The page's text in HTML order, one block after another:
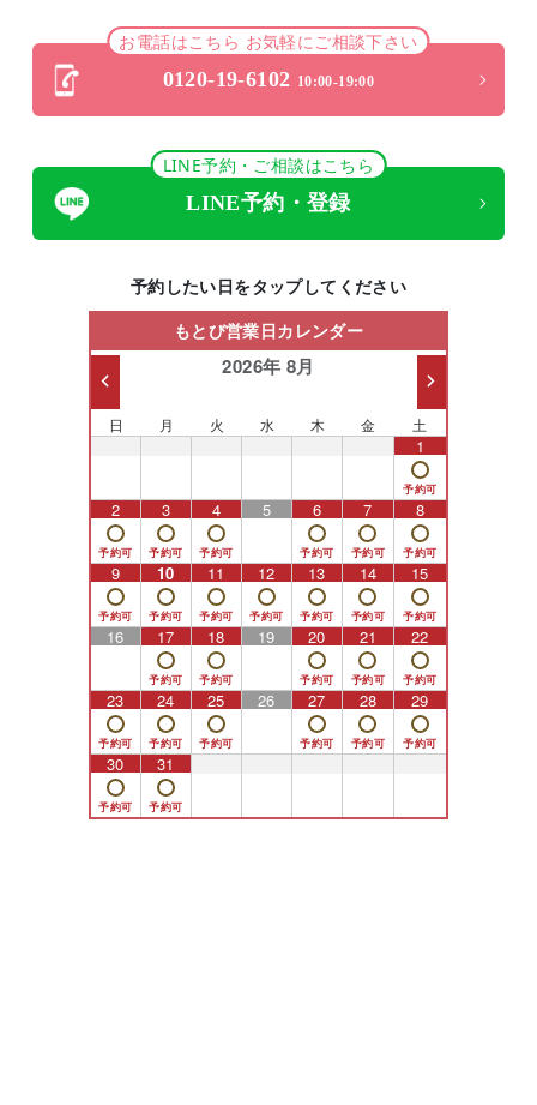
お電話はこちら お気軽にご相談下さい
0120-19-6102 10:00-19:00
LINE予約・ご相談はこちら
LINE予約・登録
予約したい日をタップしてください
もとび営業日カレンダー
2026年 8月
日 月 火 水 木 金 土
1
2 3 4 5 6 7 8
9 10 11 12 13 14 15
16 17 18 19 20 21 22
23 24 25 26 27 28 29
30 31